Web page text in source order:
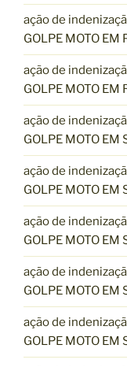
ação de
GOLPE MOTO EM
ação de
GOLPE MOTO EM
ação de
GOLPE MOTO EM
ação de
GOLPE MOTO EM
ação de
GOLPE MOTO EM
ação de
GOLPE MOTO EM
ação de
GOLPE MOTO EM